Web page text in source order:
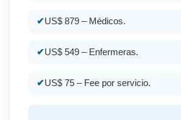
US$ 879 – Médicos.
US$ 549 – Enfermeras.
US$ 75 – Fee por servicio.